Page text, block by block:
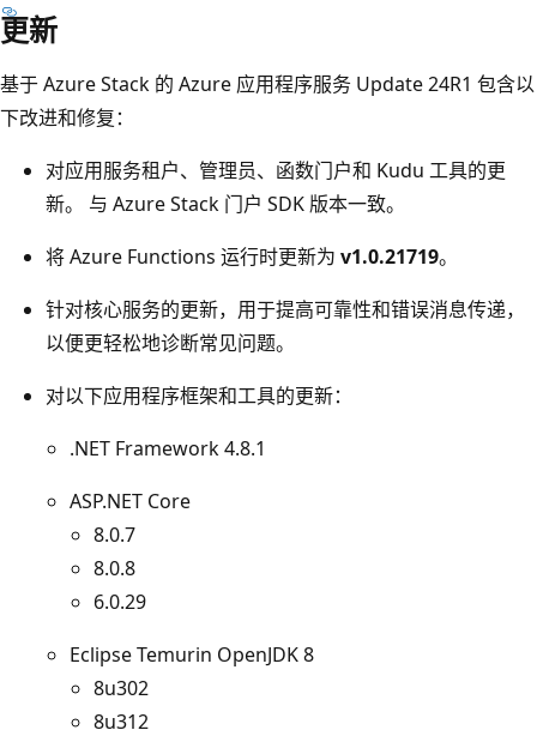
更新
基于 Azure Stack 的 Azure 应用程序服务 Update 24R1 包含以
下改进和修复：
对应用服务租户、管理员、函数门户和 Kudu 工具的更
新。 与 Azure Stack 门户 SDK 版本一致。
将 Azure Functions 运行时更新为 v1.0.21719。
针对核心服务的更新，用于提高可靠性和错误消息传递，
以便更轻松地诊断常见问题。
对以下应用程序框架和工具的更新：
.NET Framework 4.8.1
ASP.NET Core
8.0.7
8.0.8
6.0.29
Eclipse Temurin OpenJDK 8
8u302
8u312